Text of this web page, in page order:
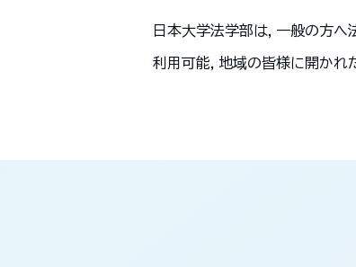
日本大学法学部は，一般の方
利用可能，地域の皆様に開かれ